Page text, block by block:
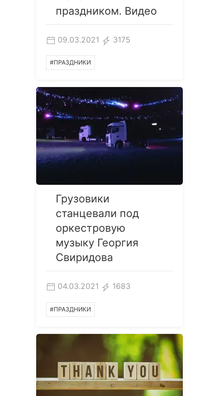
праздником. Видео
09.03.2021 3175
#ПРАЗДНИКИ
Грузовики
станцевали под
оркестровую
музыку Георгия
Свиридова
04.03.2021 1683
#ПРАЗДНИКИ